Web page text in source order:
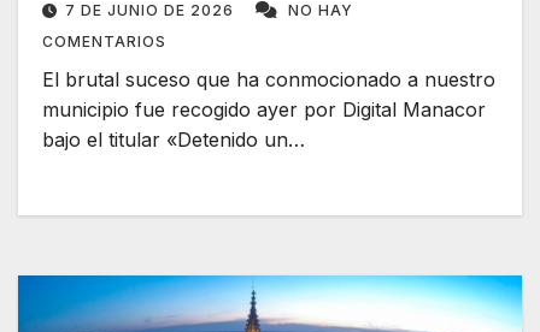
7 DE JUNIO DE 2026
NO HAY
COMENTARIOS
El brutal suceso que ha conmocionado a nuestro
municipio fue recogido ayer por Digital Manacor
bajo el titular «Detenido un…